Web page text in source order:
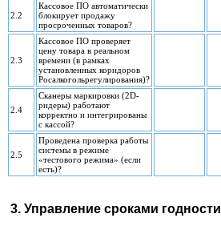
2.2
Кассовое ПО автоматически
блокирует продажу
просроченных товаров?
2.3
Кассовое ПО проверяет
цену товара в реальном
времени (в рамках
установленных коридоров
Росалкогольрегулирования)?
2.4
Сканеры маркировки (2D-
ридеры) работают
корректно и интегрированы
с кассой?
2.5
Проведена проверка работы
системы в режиме
«тестового режима» (если
есть)?
3. Управление сроками годности